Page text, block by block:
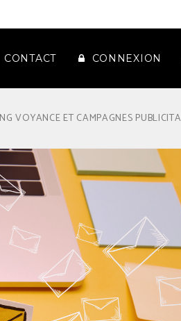
CONTACT CONNEXION
VOYANCE ET CAMPAGNES